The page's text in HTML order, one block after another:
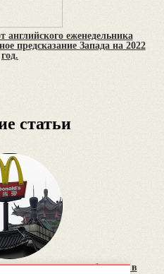
еженедельника
предсказание Запада на 2022
год.
статьи
экспортируют болезни в